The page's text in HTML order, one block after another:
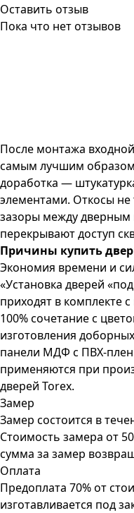
Оставить отзыв
Пока что нет отзывов
После монтажа
самым лучшим
доработка —
элементами. Откосы
зазоры между дверным
перекрывают доступ
Причины купить
Экономия времени и
«Установка дверей
приходят в комплекте
100% сочетание с
изготовления
панели МДФ с ПВХ-
применяются при
дверей Torex.
Замер
Замер состоится в
Стоимость замера от
сумма за замер
Оплата
Предоплата 70% от
изготавливается под